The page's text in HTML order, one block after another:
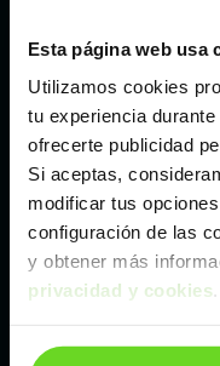
Esta página web usa
Utilizamos cookies
tu experiencia
ofrecerte publicidad
Si aceptas,
modificar tus
configuración de las
y obtener más
privacidad y cookies.
Málaga
Valencia
Zaragoza
Ver Ford Focus de